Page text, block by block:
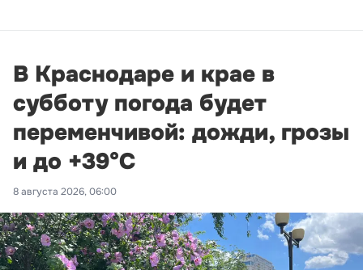
В Краснодаре и крае в
субботу погода будет
переменчивой: дожди, грозы
и до +39°С
8 августа 2026, 06:00